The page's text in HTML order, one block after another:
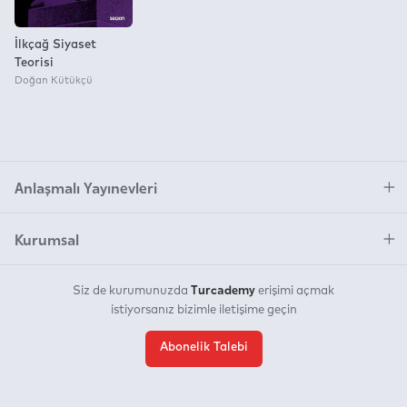
İlkçağ Siyaset
Teorisi
Doğan Kütükçü
Anlaşmalı Yayınevleri
Kurumsal
Siz de kurumunuzda Turcademy erişimi açmak
istiyorsanız bizimle iletişime geçin
Abonelik Talebi